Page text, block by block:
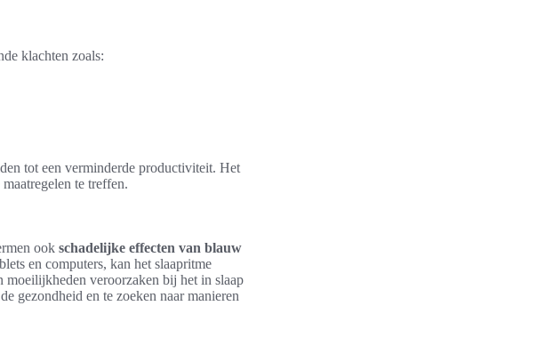
klachten zoals:
tot een verminderde productiviteit. Het
te treffen.
ook schadelijke effecten van blauw
en computers, kan het slaapritme
veroorzaken bij het in slaap
gezondheid en te zoeken naar manieren